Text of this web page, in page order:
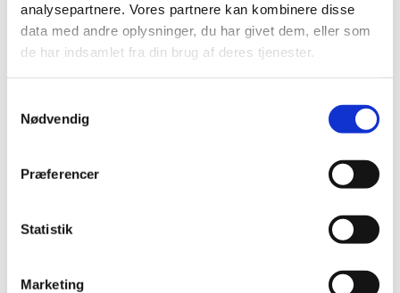
analysepartnere. Vores partnere kan kombinere disse
data med andre oplysninger, du har givet dem, eller som
de har indsamlet fra din brug af deres tjenester.
Nødvendig
Præferencer
Statistik
Marketing
Du vil måske også kunne lide...